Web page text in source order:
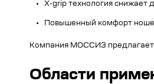
X-grip технология снижает
Повышенный комфорт
Компания МОССИЗ
Области